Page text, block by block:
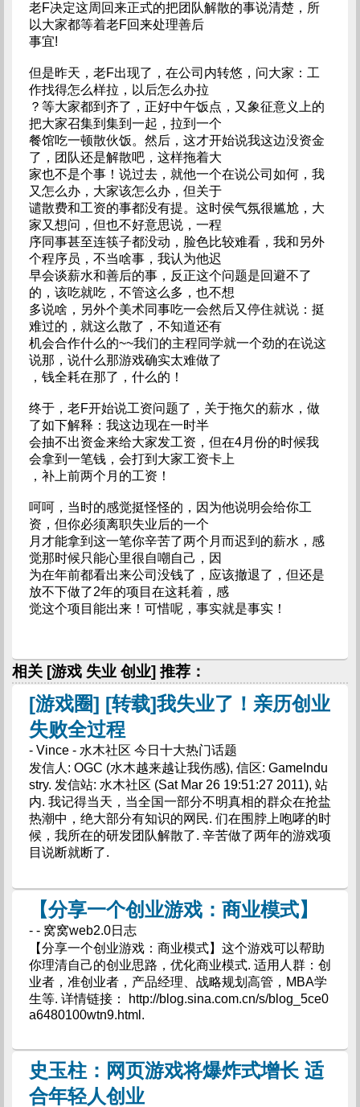
老F决定这周回来正式的把团队解散的事说清楚，所
以大家都等着老F回来处理善后
事宜!
但是昨天，老F出现了，在公司内转悠，问大家：工
作找得怎么样拉，以后怎么办拉
？等大家都到齐了，正好中午饭点，又象征意义上的
把大家召集到集到一起，拉到一个
餐馆吃一顿散伙饭。然后，这才开始说我这边没资金
了，团队还是解散吧，这样拖着大
家也不是个事！说过去，就他一个在说公司如何，我
又怎么办，大家该怎么办，但关于
谴散费和工资的事都没有提。这时侯气氛很尴尬，大
家又想问，但也不好意思说，一程
序同事甚至连筷子都没动，脸色比较难看，我和另外
个程序员，不当啥事，我认为他迟
早会谈薪水和善后的事，反正这个问题是回避不了
的，该吃就吃，不管这么多，也不想
多说啥，另外个美术同事吃一会然后又停住就说：挺
难过的，就这么散了，不知道还有
机会合作什么的~~我们的主程同学就一个劲的在说这
说那，说什么那游戏确实太难做了
，钱全耗在那了，什么的！
终于，老F开始说工资问题了，关于拖欠的薪水，做
了如下解释：我这边现在一时半
会抽不出资金来给大家发工资，但在4月份的时候我
会拿到一笔钱，会打到大家工资卡上
，补上前两个月的工资！
呵呵，当时的感觉挺怪怪的，因为他说明会给你工
资，但你必须离职失业后的一个
月才能拿到这一笔你辛苦了两个月而迟到的薪水，感
觉那时候只能心里很自嘲自己，因
为在年前都看出来公司没钱了，应该撤退了，但还是
放不下做了2年的项目在这耗着，感
觉这个项目能出来！可惜呢，事实就是事实！
相关 [游戏 失业 创业] 推荐：
[游戏圈] [转载]我失业了！亲历创业
失败全过程
- Vince - 水木社区 今日十大热门话题
发信人: OGC (水木越来越让我伤感), 信区: GameIndu
stry. 发信站: 水木社区 (Sat Mar 26 19:51:27 2011), 站
内. 我记得当天，当全国一部分不明真相的群众在抢盐
热潮中，绝大部分有知识的网民. 们在围脖上咆哮的时
候，我所在的研发团队解散了. 辛苦做了两年的游戏项
目说断就断了.
【分享一个创业游戏：商业模式】
- - 窝窝web2.0日志
【分享一个创业游戏：商业模式】这个游戏可以帮助
你理清自己的创业思路，优化商业模式. 适用人群：创
业者，准创业者，产品经理、战略规划高管，MBA学
生等. 详情链接： http://blog.sina.com.cn/s/blog_5ce0
a6480100wtn9.html.
史玉柱：网页游戏将爆炸式增长 适
合年轻人创业